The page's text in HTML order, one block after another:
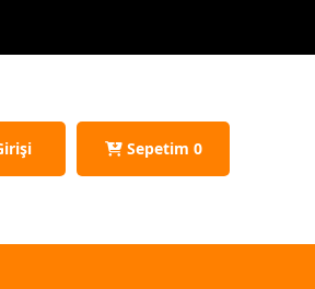
Sepetim 0